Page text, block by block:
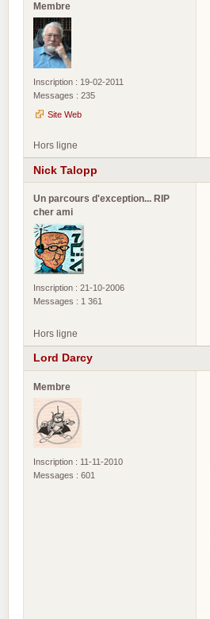
Membre
Inscription : 19-02-2011
Messages : 235
Site Web
Hors ligne
Nick Talopp
Un parcours d'exception... RIP
cher ami
Inscription : 21-10-2006
Messages : 1 361
Hors ligne
Lord Darcy
Membre
Inscription : 11-11-2010
Messages : 601